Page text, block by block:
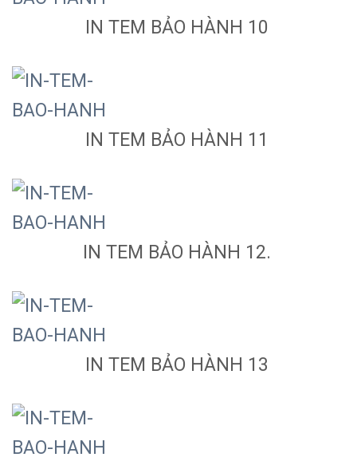
IN TEM BẢO HÀNH 10
IN TEM BẢO HÀNH 11
IN TEM BẢO HÀNH 12.
IN TEM BẢO HÀNH 13